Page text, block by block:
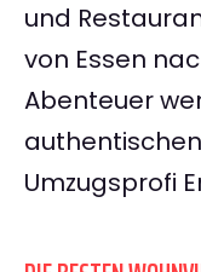
und
von Essen
Abenteuer
Umzugsprofi